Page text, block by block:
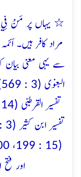
٭ یہاں پر مَنْ فِي
مراد کافر ہیں۔
سے یہی معنی بیان
اور فتح